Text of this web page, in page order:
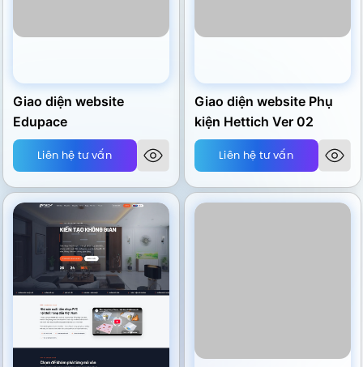
Giao diện website
Edupace
Liên hệ tư vấn
Giao diện website Phụ
kiện Hettich Ver 02
Liên hệ tư vấn